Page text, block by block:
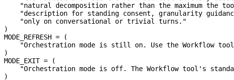
"natural decomposition rather than the maximum the
"description for standing consent, granularity
    "only on conversational or trivial turns."
)
MODE_REFRESH = (
"Orchestration mode is still on. Use the Workflow
)
MODE_EXIT = (
"Orchestration mode is off. The Workflow tool's
)